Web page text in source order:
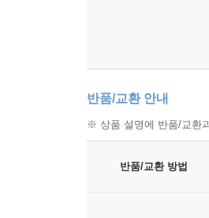
반품/교환 안내
※ 상품 설명에 반품/교환
반품/교환 방법